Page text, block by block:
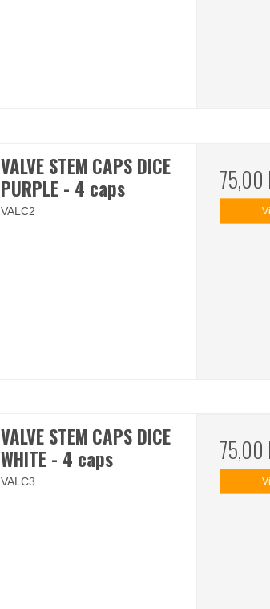
VALVE STEM CAPS DICE
PURPLE - 4 caps
VALC2
75,00
VALVE STEM CAPS DICE
WHITE - 4 caps
VALC3
75,00